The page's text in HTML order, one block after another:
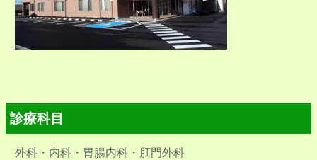
診療科目
外科・内科・胃腸内科・肛門外科